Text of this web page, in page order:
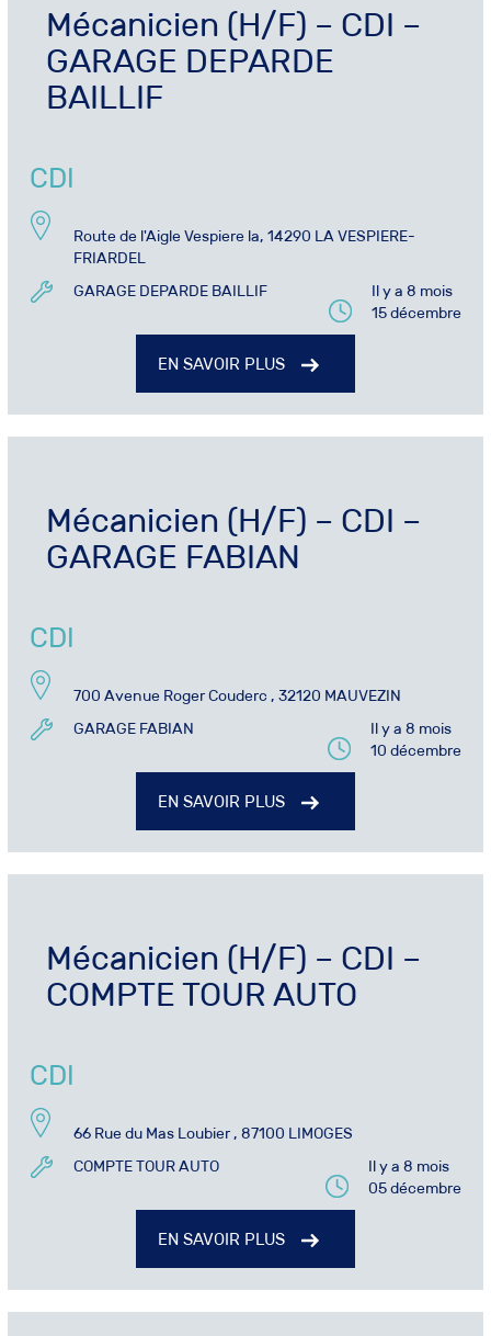
Mécanicien (H/F) – CDI –
GARAGE DEPARDE
BAILLIF
CDI
Route de l'Aigle Vespiere la, 14290 LA VESPIERE-
FRIARDEL
GARAGE DEPARDE BAILLIF
Il y a 8 mois
15 décembre
EN SAVOIR PLUS
Mécanicien (H/F) – CDI –
GARAGE FABIAN
CDI
700 Avenue Roger Couderc , 32120 MAUVEZIN
GARAGE FABIAN
Il y a 8 mois
10 décembre
EN SAVOIR PLUS
Mécanicien (H/F) – CDI –
COMPTE TOUR AUTO
CDI
66 Rue du Mas Loubier , 87100 LIMOGES
COMPTE TOUR AUTO
Il y a 8 mois
05 décembre
EN SAVOIR PLUS